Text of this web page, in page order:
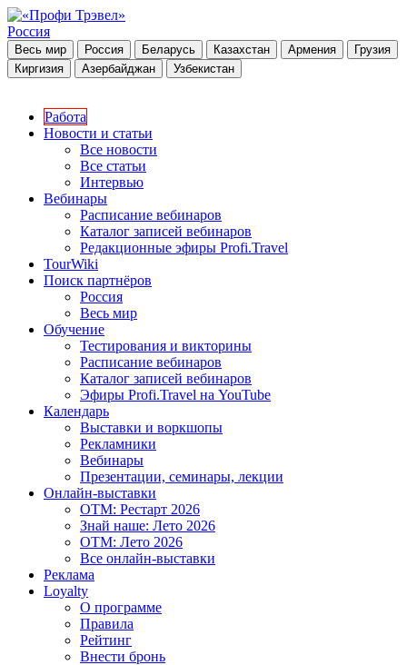
Россия
Весь мир Россия Беларусь Казахстан Армения
Грузия
Киргизия
Азербайджан Узбекистан
Работа
Новости и статьи
Все новости
Все статьи
Интервью
Вебинары
Расписание вебинаров
Каталог записей вебинаров
Редакционные эфиры Profi.Travel
TourWiki
Поиск партнёров
Россия
Весь мир
Обучение
Тестирования и викторины
Расписание вебинаров
Каталог записей вебинаров
Эфиры Profi.Travel на YouTube
Календарь
Выставки и воркшопы
Рекламники
Вебинары
Презентации, семинары, лекции
Онлайн-выставки
OTM: Рестарт 2026
Знай наше: Лето 2026
OTM: Лето 2026
Все онлайн-выставки
Реклама
Loyalty
О программе
Правила
Рейтинг
Внести бронь